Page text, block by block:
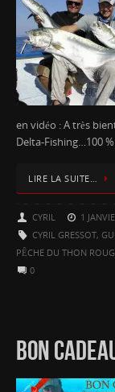
en vidéo : A très
Delta-Fishing…100
LIRE LA SUITE…
CYRIL 1
CYRIL GRESSOT,
PÊCHE DU THON
0
BON